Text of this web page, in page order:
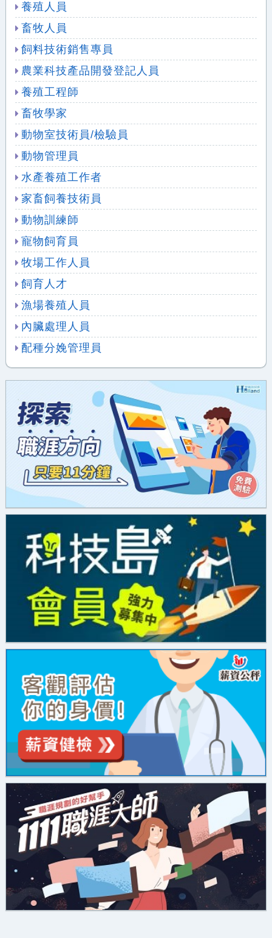
養殖人員
畜牧人員
飼料技術銷售專員
農業科技產品開發登記人員
養殖工程師
畜牧學家
動物室技術員/檢驗員
動物管理員
水產養殖工作者
家畜飼養技術員
動物訓練師
寵物飼育員
牧場工作人員
飼育人才
漁場養殖人員
內臟處理人員
配種分娩管理員